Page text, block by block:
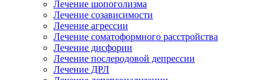
Лечение шопоголизма
Лечение созависимости
Лечение агрессии
Лечение соматоформного расстройства
Лечение дисфории
Лечение послеродовой депрессии
Лечение ДРЛ